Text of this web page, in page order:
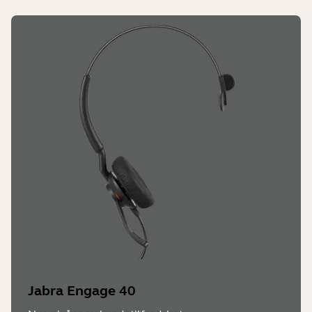
173,5 mm x 203 mm x 63 mm
Engage 55 med valgfri bærestil
173,5 mm x 203 mm x 63 mm
Pakkemål (med ladestasjon) (BxHxD))
Engage 55 stereo
104 mm x 236 mm x 172,5 mm
Engage 55 mono
104 mm x 236 mm x 172,5 mm
Engage 55 med valgfri bærestil
83g (stereo), 57g (mono), 21g (valgfri
Jabra Engage 40